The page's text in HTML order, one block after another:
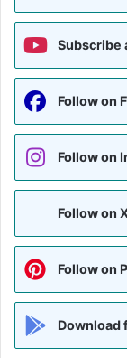
Subscribe
Follow on
Follow on
Follow on
Follow on
Download